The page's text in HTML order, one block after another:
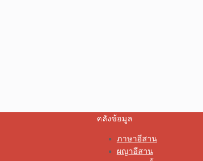
คลังข้อมูล
ภาษาอีสาน
ผญาอีสาน